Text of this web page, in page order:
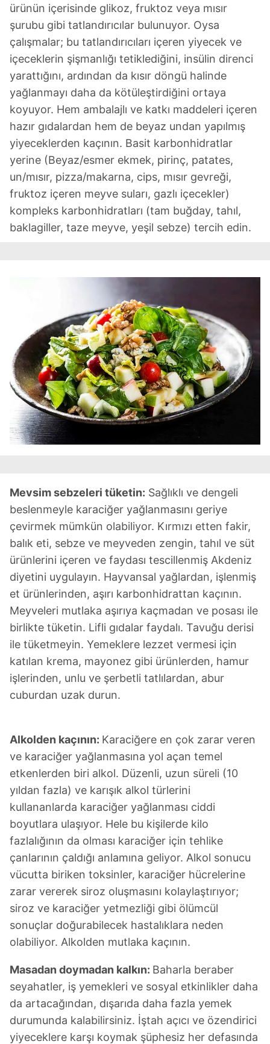
verileriniz işlenmekte olup gerekli olan çerezler bilgi
toplumu hizmetlerinin sunulması amacıyla
kullanılmaktadır. Diğer çerezler, sitemizin daha işlevsel
kılınması ve kişiselleştirilmesi ve sizlere yönelik
reklam/pazarlama faaliyetlerinin yapılması, amaçlarıyla
sınırlı olarak açık rızanız dahilinde kullanılacaktır.
Çerezlere ilişkin tercihlerinizi aşağıda yer alan panel
vasıtasıyla belirleyebilirsiniz. Çerezlere ilişkin detaylı bilgi
için Ayarlar butonuna tıklayabilir,Çerez Bilgilendirme
Metnimiziziyaret edebilirsiniz.
6698 sayılı Kişisel Verilerin Korunması Kanunu uyarınca
hazırlanmış Aydınlatma Metnimizi okumak ve sitemizde
ilgili mevzuata uygun olarak kullanılan çerezlerle ilgili bilgi
almak için lütfentıklayınız.
ürünün içerisinde glikoz, fruktoz veya mısır
şurubu gibi tatlandırıcılar bulunuyor. Oysa
çalışmalar; bu tatlandırıcıları içeren yiyecek ve
içeceklerin şişmanlığı tetiklediğini, insülin direnci
yarattığını, ardından da kısır döngü halinde
yağlanmayı daha da kötüleştirdiğini ortaya
koyuyor. Hem ambalajlı ve katkı maddeleri içeren
hazır gıdalardan hem de beyaz undan yapılmış
yiyeceklerden kaçının. Basit karbonhidratlar
yerine (Beyaz/esmer ekmek, pirinç, patates,
un/mısır, pizza/makarna, cips, mısır gevreği,
fruktoz içeren meyve suları, gazlı içecekler)
kompleks karbonhidratları (tam buğday, tahıl,
baklagiller, taze meyve, yeşil sebze) tercih edin.
Mevsim sebzeleri tüketin: Sağlıklı ve dengeli
beslenmeyle karaciğer yağlanmasını geriye
çevirmek mümkün olabiliyor. Kırmızı etten fakir,
balık eti, sebze ve meyveden zengin, tahıl ve süt
ürünlerini içeren ve faydası tescillenmiş Akdeniz
diyetini uygulayın. Hayvansal yağlardan, işlenmiş
et ürünlerinden, aşırı karbonhidrattan kaçının.
Meyveleri mutlaka aşırıya kaçmadan ve posası ile
birlikte tüketin. Lifli gıdalar faydalı. Tavuğu derisi
ile tüketmeyin. Yemeklere lezzet vermesi için
katılan krema, mayonez gibi ürünlerden, hamur
işlerinden, unlu ve şerbetli tatlılardan, abur
cuburdan uzak durun.
Alkolden kaçının: Karaciğere en çok zarar veren
ve karaciğer yağlanmasına yol açan temel
etkenlerden biri alkol. Düzenli, uzun süreli (10
yıldan fazla) ve karışık alkol türlerini
kullananlarda karaciğer yağlanması ciddi
boyutlara ulaşıyor. Hele bu kişilerde kilo
fazlalığının da olması karaciğer için tehlike
çanlarının çaldığı anlamına geliyor. Alkol sonucu
vücutta biriken toksinler, karaciğer hücrelerine
zarar vererek siroz oluşmasını kolaylaştırıyor;
siroz ve karaciğer yetmezliği gibi ölümcül
sonuçlar doğurabilecek hastalıklara neden
olabiliyor. Alkolden mutlaka kaçının.
Masadan doymadan kalkın: Baharla beraber
seyahatler, iş yemekleri ve sosyal etkinlikler daha
da artacağından, dışarıda daha fazla yemek
durumunda kalabilirsiniz. İştah açıcı ve özendirici
yiyeceklere karşı koymak şüphesiz her defasında